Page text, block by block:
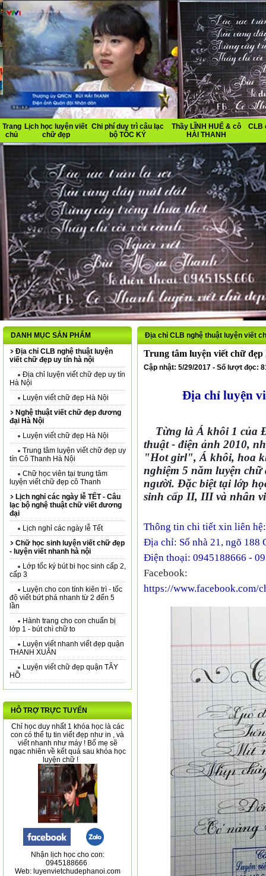
Trang
chủ
Lịch học luyện viết
chữ đẹp
Chi phí duy trì câu lạc
bộ TỐC KÝ
Thầy LĨNH HUẾ & cô
HẢI THANH
CLB
DANH MỤC SẢN PHẨM
Địa chỉ CLB nghệ thuật luyện
viết chữ đẹp uy tín hà nội
Địa chỉ luyện viết chữ đẹp uy tín
Hà Nội
Luyện viết chữ đẹp Hà Nội
Nghệ thuật viết chữ đẹp đương
đại Hà Nội
Luyện viết chữ đẹp Hà Nội
Trung tâm luyện viết chữ đẹp uy
tín Cô Thanh Hà Nội
Chữ học viên tại trung tâm
luyện viết chữ đẹp cô Thanh
Lịch nghỉ các ngày lễ TẾT - Câu
lạc bộ nghệ thuật chữ viết đương
đại
Lịch nghỉ các ngày lễ Tết
Chữ học sinh luyện viết chữ đẹp
- luyện viết nhanh hà nội
Lớp tốc ký bút bi học sinh cấp 2,
cấp 3
Luyện cho con tính kiên trì - tốc
độ viết bứt phá nhanh từ 2 đến 5
lần
Hành trang cho con chuẩn bị
lớp 1 - bút chì chữ to
Luyện viết nhanh viết đẹp quận
THANH XUÂN
Luyện viết chữ đẹp quận TÂY
HỒ
HỖ TRỢ TRỰC TUYẾN
Chỉ học duy nhất 1 khóa học là các
con có thể tụ tin viết đẹp như in , và
viết nhanh như máy ! Bố mẹ sẽ
ngạc nhiên về kết quả sau khóa học
luyện chữ !
Nhận lịch học cho con:
0945188666
Web: luyenvietchudephanoi.com
Địa chỉ CLB nghệ thuật luyện viết
Trung tâm luyện viết chữ
Cập nhật: 5/29/2017 - Số lượt đọc:
Địa chỉ luyện
Từng là Á khôi 1 của
thuật - điện ảnh 2010,
"Hot girl", Á khôi, hoa
nghiệm 5 năm luyện
người. Đặc biệt tại lớp
sinh cấp II, III và nhân
Thông tin chi tiết xin liên hệ:
Địa chỉ: Số nhà 21, ngõ 188
Điện thoại: 0945188666 -
Facebook:
https://www.facebook.com/